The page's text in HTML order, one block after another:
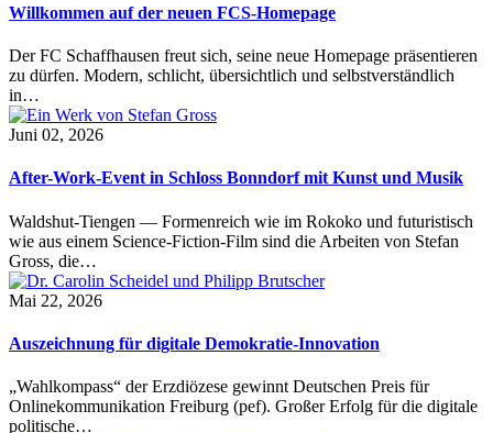
Willkommen auf der neuen FCS-Homepage
Der FC Schaffhausen freut sich, seine neue Homepage präsentieren
zu dürfen. Modern, schlicht, übersichtlich und selbstverständlich
in…
Juni 02, 2026
After-Work-Event in Schloss Bonndorf mit Kunst und Musik
Waldshut-Tiengen — Formenreich wie im Rokoko und futuristisch
wie aus einem Science-Fiction-Film sind die Arbeiten von Stefan
Gross, die…
Mai 22, 2026
Auszeichnung für digitale Demokratie-Innovation
„Wahlkompass“ der Erzdiözese gewinnt Deutschen Preis für
Onlinekommunikation Freiburg (pef). Großer Erfolg für die digitale
politische…